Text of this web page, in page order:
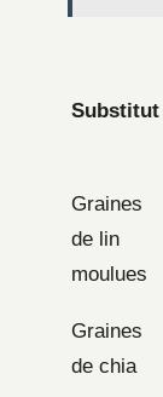
Substitut
Graines
de lin
moulues
Graines
de chia